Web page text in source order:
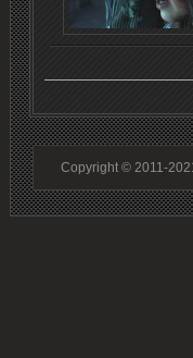
Copyright © 2011-